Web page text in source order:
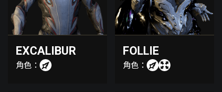
EXCALIBUR
角色：
FOLLIE
角色：